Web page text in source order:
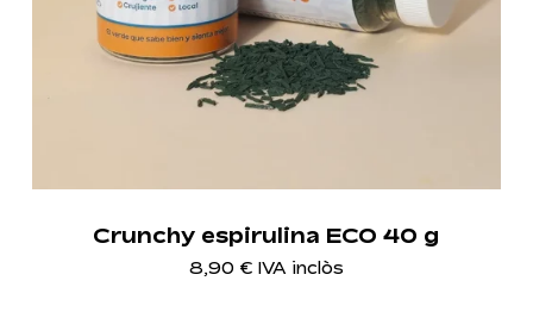
Crunchy espirulina ECO 40 g
8,90 € IVA inclòs